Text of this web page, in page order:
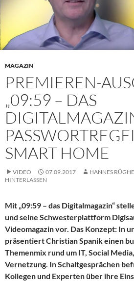
MAGAZIN
PREMIEREN-
„09:59 – DAS
SMART HOME
VIDEO 07.09.2017 HANNES
HINTERLASSEN
Mit „09:59 – das Digitalmagazin“
und seine Schwesterplattform
Videomagazin vor. Das Konzept: In
präsentiert Christian Spanik einen
Themenmix rund um IT, Social
Vernetzung. In Schaltgesprächen
Kollegen und Experten über ihre